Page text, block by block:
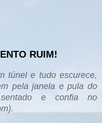
RUIM!
túnel e tudo escurece,
pela janela e pula do
e confia no